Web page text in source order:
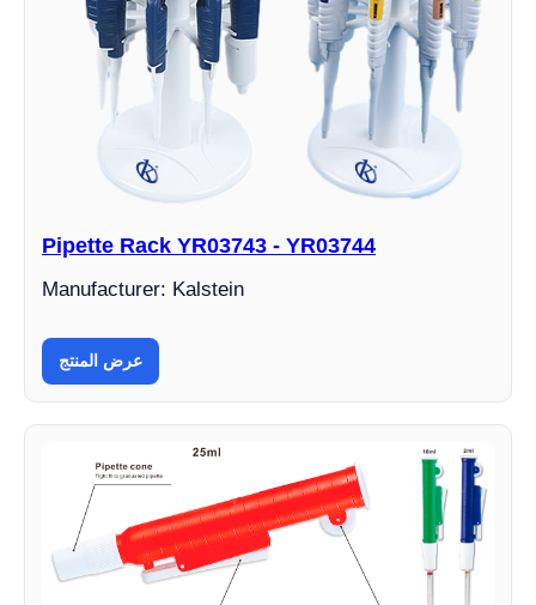
Pipette Rack YR03743 - YR03744
Manufacturer: Kalstein
عرض المنتج